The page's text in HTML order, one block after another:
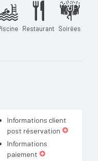
Restaurant Soirées
Informations client
post réservation
Informations
paiement